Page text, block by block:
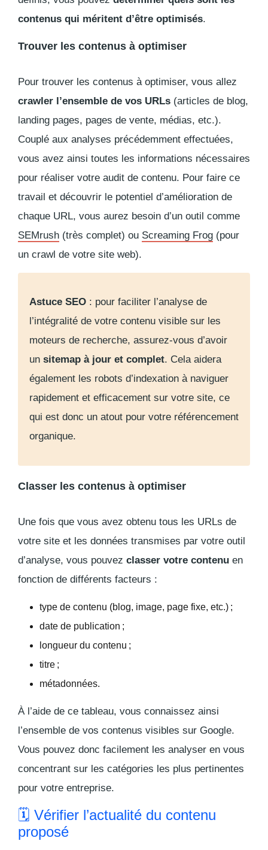
contenus qui méritent d’être optimisés.
Trouver les contenus à optimiser
Pour trouver les contenus à optimiser, vous allez
crawler l’ensemble de vos URLs (articles de blog,
landing pages, pages de vente, médias, etc.).
Couplé aux analyses précédemment effectuées,
vous avez ainsi toutes les informations nécessaires
pour réaliser votre audit de contenu. Pour faire ce
travail et découvrir le potentiel d’amélioration de
chaque URL, vous aurez besoin d’un outil comme
SEMrush (très complet) ou Screaming Frog (pour
un crawl de votre site web).
Astuce SEO : pour faciliter l’analyse de
l’intégralité de votre contenu visible sur les
moteurs de recherche, assurez-vous d’avoir
un sitemap à jour et complet. Cela aidera
également les robots d’indexation à naviguer
rapidement et efficacement sur votre site, ce
qui est donc un atout pour votre référencement
organique.
Classer les contenus à optimiser
Une fois que vous avez obtenu tous les URLs de
votre site et les données transmises par votre outil
d’analyse, vous pouvez classer votre contenu en
fonction de différents facteurs :
type de contenu (blog, image, page fixe, etc.) ;
date de publication ;
longueur du contenu ;
titre ;
métadonnées.
À l’aide de ce tableau, vous connaissez ainsi
l’ensemble de vos contenus visibles sur Google.
Vous pouvez donc facilement les analyser en vous
concentrant sur les catégories les plus pertinentes
pour votre entreprise.
🗓 Vérifier l’actualité du contenu
proposé